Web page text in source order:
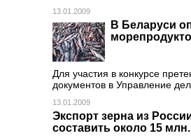
13.01.2009
В Беларуси
Для участия в конкурсе
документов в Управление
13.01.2009
Экспорт зерна из
составить около 15